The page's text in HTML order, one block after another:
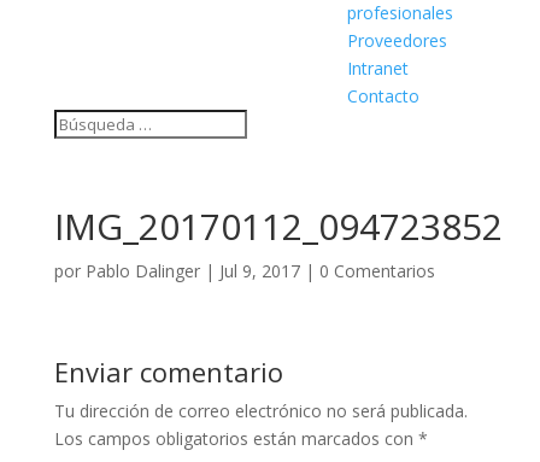
profesionales
Proveedores
Intranet
Contacto
IMG_20170112_094723852
por Pablo Dalinger| Jul 9, 2017| 0 Comentarios
Enviar comentario
Tu dirección de correo electrónico no será publicada.
Los campos obligatorios están marcados con *